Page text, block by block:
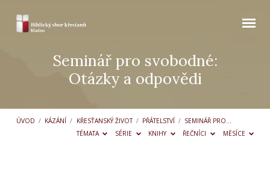
Seminář pro svobodné:
Otázky a odpovědi
ÚVOD / KÁZÁNÍ / KŘESŤANSKÝ ŽIVOT / PŘÁTELSTVÍ / SEMINÁŘ PRO…
TÉMATA
SÉRIE KNIHY ŘEČNÍCI MĚSÍCE